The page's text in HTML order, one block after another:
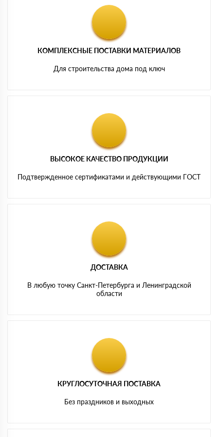
КОМПЛЕКСНЫЕ ПОСТАВКИ МАТЕРИАЛОВ
Для строительства дома под ключ
ВЫСОКОЕ КАЧЕСТВО ПРОДУКЦИИ
Подтвержденное сертификатами и действующими ГОСТ
ДОСТАВКА
В любую точку Санкт-Петербурга и Ленинградской
области
КРУГЛОСУТОЧНАЯ ПОСТАВКА
Без праздников и выходных